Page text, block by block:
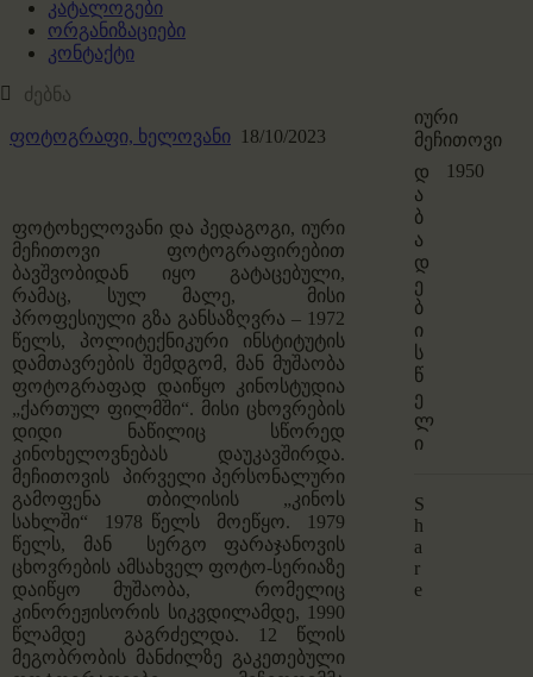
კატალოგები
ორგანიზაციები
კონტაქტი
ფოტოგრაფი, ხელოვანი 18/10/2023
ფოტოხელოვანი და პედაგოგი, იური
მეჩითოვი ფოტოგრაფირებით
ბავშვობიდან იყო გატაცებული,
რამაც, სულ მალე, მისი
პროფესიული გზა განსაზღვრა – 1972
წელს, პოლიტექნიკური ინსტიტუტის
დამთავრების შემდგომ, მან მუშაობა
ფოტოგრაფად დაიწყო კინოსტუდია
„ქართულ ფილმში“. მისი ცხოვრების
დიდი ნაწილიც სწორედ
კინოხელოვნებას დაუკავშირდა.
მეჩითოვის პირველი პერსონალური
გამოფენა თბილისის „კინოს
სახლში“ 1978 წელს მოეწყო. 1979
წელს, მან სერგო ფარაჯანოვის
ცხოვრების ამსახველ ფოტო-სერიაზე
დაიწყო მუშაობა, რომელიც
კინორეჟისორის სიკვდილამდე, 1990
წლამდე გაგრძელდა. 12 წლის
მეგობრობის მანძილზე გაკეთებული
იური
მეჩითოვი
დ
ა
ბ
ა
დ
ე
ბ
ი
ს
წ
ე
ლ
ი
1950
S
h
a
r
e